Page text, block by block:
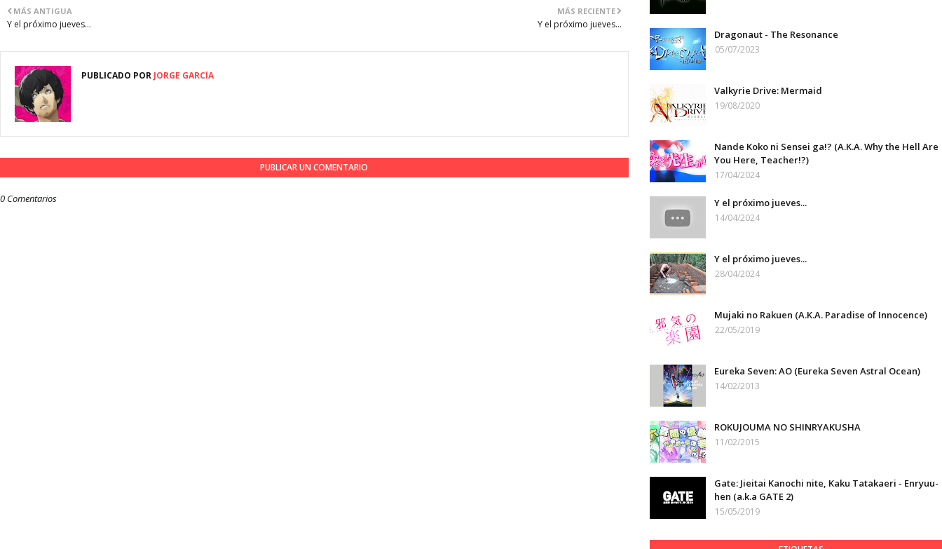
MÁS RECIENTE
Y el próximo jueves...
MÁS ANTIGUA
Y el próximo jueves...
PUBLICADO POR JORGE GARCÍA
PUBLICAR UN COMENTARIO
0 Comentarios
Dragonaut - The Resonance
05/07/2023
Valkyrie Drive: Mermaid
19/08/2020
Nande Koko ni Sensei ga!? (A.K.A. Why the Hell Are
You Here, Teacher!?)
17/04/2024
Y el próximo jueves...
14/04/2024
Y el próximo jueves...
28/04/2024
Mujaki no Rakuen (A.K.A. Paradise of Innocence)
22/05/2019
Eureka Seven: AO (Eureka Seven Astral Ocean)
14/02/2013
ROKUJOUMA NO SHINRYAKUSHA
11/02/2015
Gate: Jieitai Kanochi nite, Kaku Tatakaeri - Enryuu-
hen (a.k.a GATE 2)
15/05/2019